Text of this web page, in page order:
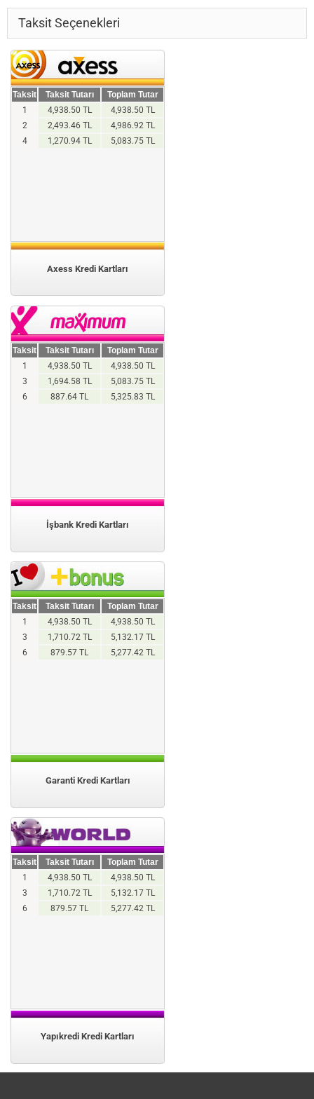
Taksit Seçenekleri
Taksit Taksit Tutarı
Toplam Tutar
1
4,938.50 TL
4,938.50 TL
2
2,493.46 TL
4,986.92 TL
4
1,270.94 TL 5,083.75 TL
Axess Kredi Kartları
Taksit Taksit Tutarı
Toplam Tutar
1
4,938.50 TL
4,938.50 TL
3
1,694.58 TL
5,083.75 TL
6
887.64 TL 5,325.83 TL
İşbank Kredi Kartları
Taksit Taksit Tutarı
Toplam Tutar
1
4,938.50 TL
4,938.50 TL
3
1,710.72 TL
5,132.17 TL
6
879.57 TL 5,277.42 TL
Garanti Kredi Kartları
Taksit Taksit Tutarı
Toplam Tutar
1
4,938.50 TL
4,938.50 TL
3
1,710.72 TL
5,132.17 TL
6
879.57 TL 5,277.42 TL
Yapıkredi Kredi Kartları